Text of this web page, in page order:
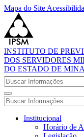
Mapa do Site
INSTITUTO DE
DOS SERVIDORES
DO ESTADO DE
Institucional
Horário de